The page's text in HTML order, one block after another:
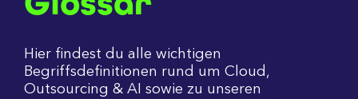
Hier findest du alle wichtigen
Begriffsdefinitionen rund um Cloud,
Outsourcing & AI sowie zu unseren